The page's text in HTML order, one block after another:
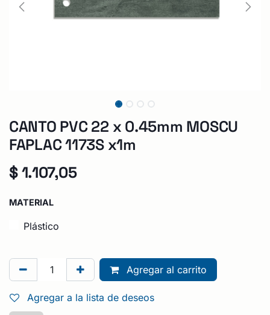
CANTO PVC 22 x 0.45mm MOSCU
FAPLAC 1173S x1m
$1.107,05
MATERIAL
Plástico
Agregar al carrito
Agregar a la lista de deseos